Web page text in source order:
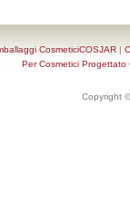
CosmeticiCOSJAR |
Per Cosmetici Progettato
Copyright